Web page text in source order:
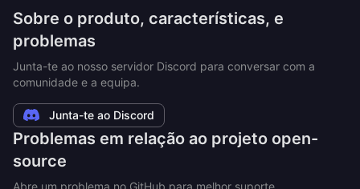
Sobre o produto, características, e
problemas
Junta-te ao nosso servidor Discord para conversar com a
comunidade e a equipa.
Junta-te ao Discord
Problemas em relação ao projeto open-
source
Abre um problema no GitHub para melhor suporte.